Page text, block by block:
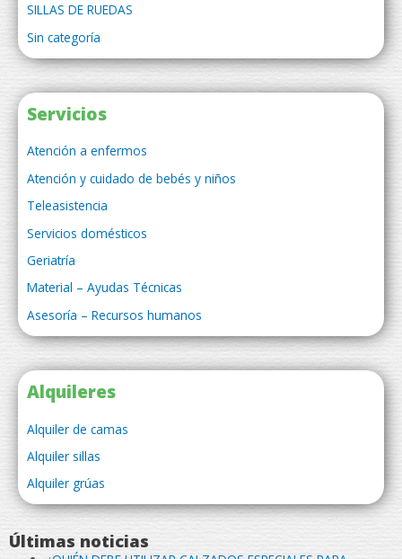
SILLAS DE RUEDAS
Sin categoría
Servicios
Atención a enfermos
Atención y cuidado de bebés y niños
Teleasistencia
Servicios domésticos
Geriatría
Material – Ayudas Técnicas
Asesoría – Recursos humanos
Alquileres
Alquiler de camas
Alquiler sillas
Alquiler grúas
Últimas noticias